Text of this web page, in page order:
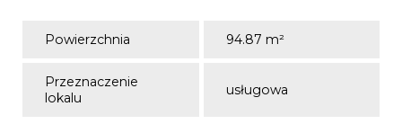
Powierzchnia 94.87 m²
Przeznaczenie
lokalu
usługowa